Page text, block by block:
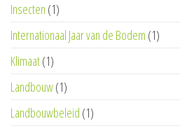
Insecten (1)
Internationaal Jaar van de Bodem (1)
Klimaat(1)
Landbouw(1)
Landbouwbeleid (1)